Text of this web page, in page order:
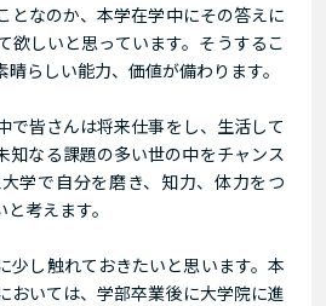
となのか、本学在学中にその答えに
欲しいと思っています。そうするこ
らしい能力、価値が備わります。
で皆さんは将来仕事をし、生活して
知なる課題の多い世の中をチャンス
学で自分を磨き、知力、体力をつ
考えます。
少し触れておきたいと思います。本
おいては、学部卒業後に大学院に進